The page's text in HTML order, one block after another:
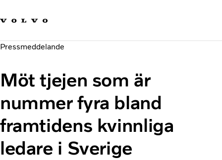
Hållbara transporter
Investerare
Nyheter och Media
Pressmeddelande
Möt tjejen som är
nummer fyra bland
framtidens kvinnliga
ledare i Sverige